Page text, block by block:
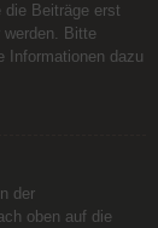
die Beiträge erst
werden. Bitte
Informationen dazu
der
oben auf die